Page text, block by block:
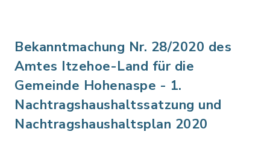
Bekanntmachung Nr. 28/2020 des
Amtes Itzehoe-Land für die
Gemeinde Hohenaspe - 1.
Nachtragshaushaltssatzung und
Nachtragshaushaltsplan 2020